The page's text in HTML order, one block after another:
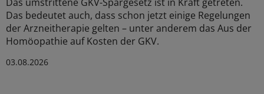
Das bedeutet auch, dass schon jetzt einige Regelungen
der Arzneitherapie gelten – unter anderem das Aus der
Homöopathie auf Kosten der GKV.
03.08.2026